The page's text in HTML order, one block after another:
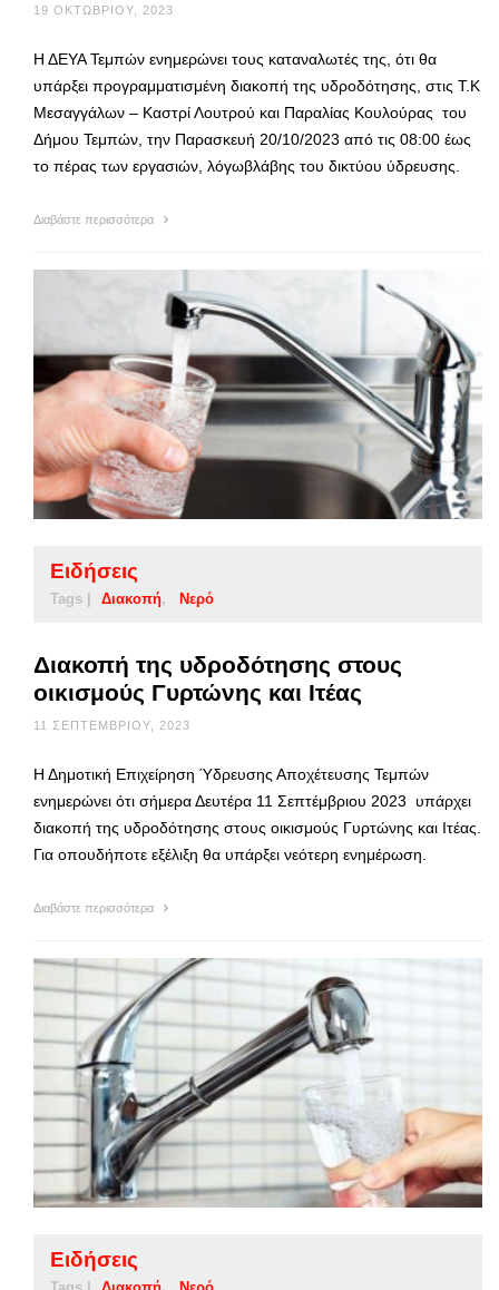
19 ΟΚΤΩΒΡΊΟΥ, 2023
Η ΔΕΥΑ Τεμπών ενημερώνει τους καταναλωτές της, ότι θα
υπάρξει προγραμματισμένη διακοπή της υδροδότησης, στις Τ.Κ
Μεσαγγάλων – Καστρί Λουτρού και Παραλίας Κουλούρας του
Δήμου Τεμπών, την Παρασκευή 20/10/2023 από τις 08:00 έως
το πέρας των εργασιών, λόγωβλάβης του δικτύου ύδρευσης.
Διαβάστε περισσότερα
Ειδήσεις
Tags | Διακοπή Νερό
Διακοπή της υδροδότησης στους
οικισμούς Γυρτώνης και Ιτέας
11 ΣΕΠΤΕΜΒΡΊΟΥ, 2023
Η Δημοτική Επιχείρηση Ύδρευσης Αποχέτευσης Τεμπών
ενημερώνει ότι σήμερα Δευτέρα 11 Σεπτέμβριου 2023 υπάρχει
διακοπή της υδροδότησης στους οικισμούς Γυρτώνης και Ιτέας.
Για οπουδήποτε εξέλιξη θα υπάρξει νεότερη ενημέρωση.
Διαβάστε περισσότερα
Ειδήσεις